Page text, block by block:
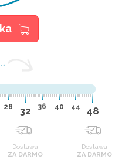
28 32 36 40 44 48
Dostawa
ZA DARMO
Dostawa
ZA DARMO